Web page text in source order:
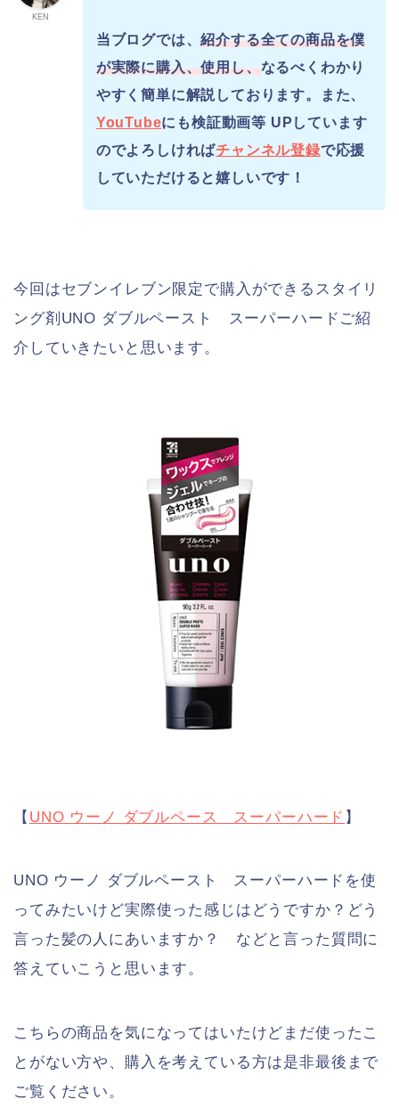
KEN
当ブログでは、紹介する全ての商品を僕
が実際に購入、使用し、なるべくわかり
やすく簡単に解説しております。また、
YouTubeにも検証動画等 UPしています
のでよろしければチャンネル登録で応援
していただけると嬉しいです！
今回はセブンイレブン限定で購入ができるスタイリ
ング剤UNO ダブルペースト スーパーハードご紹
介していきたいと思います。
【 UNO ウーノ ダブルペース スーパーハード 】
UNO ウーノ ダブルペースト スーパーハードを使
ってみたいけど実際使った感じはどうですか？どう
言った髪の人にあいますか？ などと言った質問に
答えていこうと思います。
こちらの商品を気になってはいたけどまだ使ったこ
とがない方や、購入を考えている方は是非最後まで
ご覧ください。